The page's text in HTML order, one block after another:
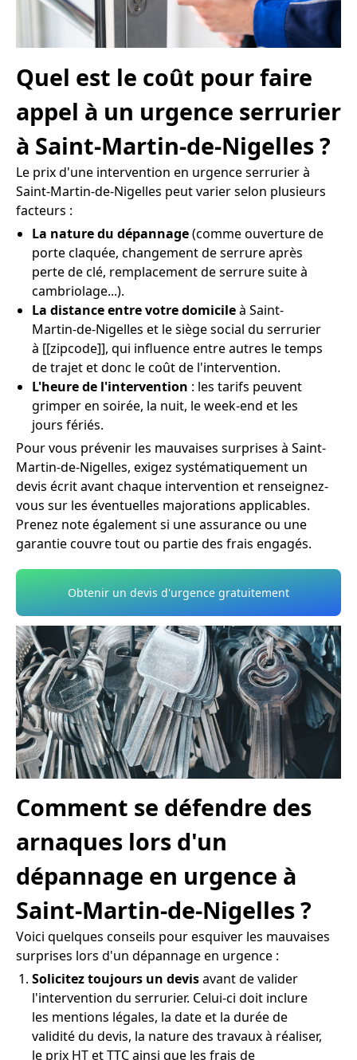
Quel est le coût pour faire
appel à un urgence serrurier
à Saint-Martin-de-Nigelles ?
Le prix d'une intervention en urgence serrurier à
Saint-Martin-de-Nigelles peut varier selon plusieurs
facteurs :
La nature du dépannage(comme ouverture de
porte claquée, changement de serrure après
perte de clé, remplacement de serrure suite à
cambriolage...).
La distance entre votre domicileà Saint-
Martin-de-Nigelles et le siège social du serrurier
à [[zipcode]], qui influence entre autres le temps
de trajet et donc le coût de l'intervention.
L'heure de l'intervention : les tarifs peuvent
grimper en soirée, la nuit, le week-end et les
jours fériés.
Pour vous prévenir les mauvaises surprises à Saint-
Martin-de-Nigelles, exigez systématiquement un
devis écrit avant chaque intervention et renseignez-
vous sur les éventuelles majorations applicables.
Prenez note également si une assurance ou une
garantie couvre tout ou partie des frais engagés.
Obtenir un devis d'urgence gratuitement
Comment se défendre des
arnaques lors d'un
dépannage en urgence à
Saint-Martin-de-Nigelles ?
Voici quelques conseils pour esquiver les mauvaises
surprises lors d'un dépannage en urgence :
Solicitez toujours un devisavant de valider
l'intervention du serrurier. Celui-ci doit inclure
les mentions légales, la date et la durée de
validité du devis, la nature des travaux à réaliser,
le prix HT et TTC ainsi que les frais de